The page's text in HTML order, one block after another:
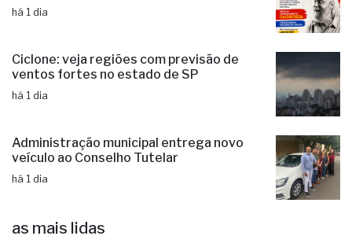
há 1 dia
Ciclone: veja regiões com previsão de
ventos fortes no estado de SP
há 1 dia
Administração municipal entrega novo
veículo ao Conselho Tutelar
há 1 dia
as mais lidas